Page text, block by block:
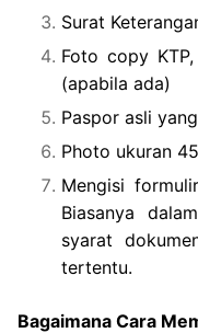
Surat
Foto copy
(apabila ada)
Paspor asli
Photo ukuran
Mengisi
Biasanya
syarat
tertentu.
Bagaimana Cara